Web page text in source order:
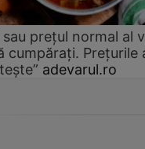
sau prețul normal al
cumpărați. Prețurile
adevarul.ro